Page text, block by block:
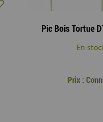
Pic Bois Tortue
En
Prix :